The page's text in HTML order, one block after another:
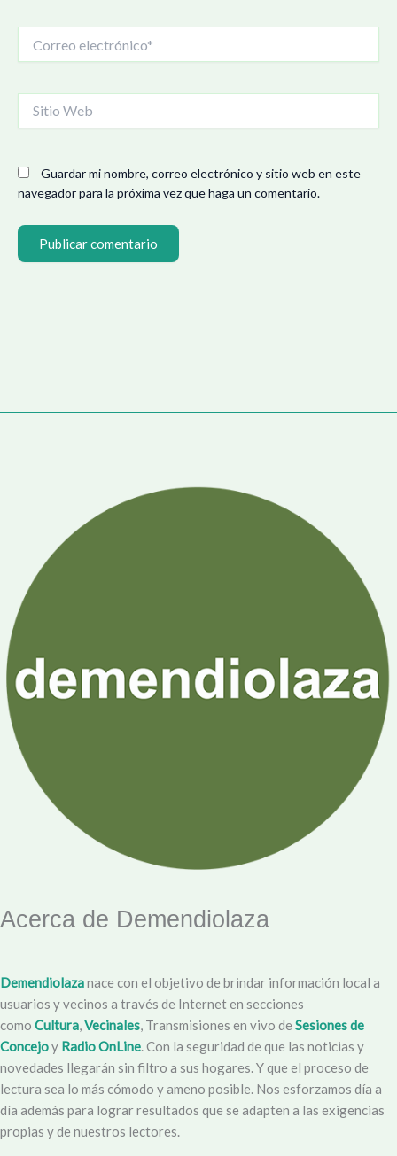
electrónico*
Web
Guardar mi nombre, correo electrónico y sitio web en este
navegador para la próxima vez que haga un comentario.
Acerca de Demendiolaza
Demendiolazanace con el objetivo de brindar información local a
usuarios y vecinos a través de Internet en secciones
como Cultura Vecinales , Transmisiones en vivo de Sesiones de
Concejoy Radio OnLine . Con la seguridad de que las noticias y
novedades llegarán sin filtro a sus hogares. Y que el proceso de
lectura sea lo más cómodo y ameno posible. Nos esforzamos día a
día además para lograr resultados que se adapten a las exigencias
propias y de nuestros lectores.